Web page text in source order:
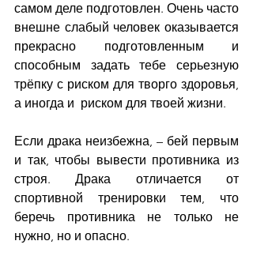
самом деле подготовлен. Очень часто
внешне слабый человек оказывается
прекрасно подготовленным и
способным задать тебе серьезную
трёпку с риском для творго здоровья,
а иногда и  риском для твоей жизни.
Если драка неизбежна, – бей первым
и так, чтобы вывести противника из
строя. Драка отличается от
спортивной тренировки тем, что
беречь противника не только не
нужно, но и опасно.